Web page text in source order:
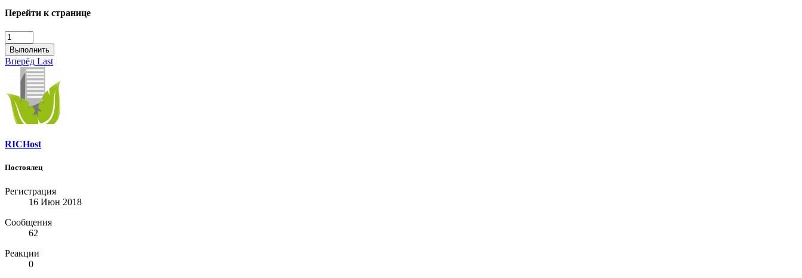
Перейти к странице
Выполнить
Вперёд Last
RICHost
Постоялец
Регистрация
16 Июн 2018
Сообщения
62
Реакции
0